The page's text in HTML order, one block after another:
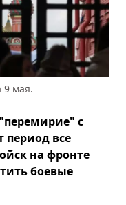
9 мая.
с
период все
на фронте
боевые